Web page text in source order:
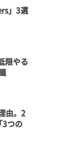
」3選
限やる
由。2
3つの